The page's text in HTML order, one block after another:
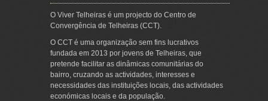
O Viver Telheiras é um projecto do Centro de
Convergência de Telheiras (CCT).
O CCT é uma organização sem fins lucrativos
fundada em 2013 por jovens de Telheiras, que
pretende facilitar as dinâmicas comunitárias do
bairro, cruzando as actividades, interesses e
necessidades das instituições locais, das actividades
económicas locais e da população.